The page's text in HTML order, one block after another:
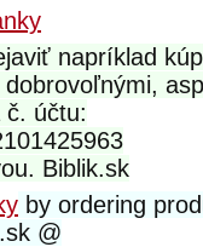
napríklad
č. účtu:
Biblik.sk
by ordering
@